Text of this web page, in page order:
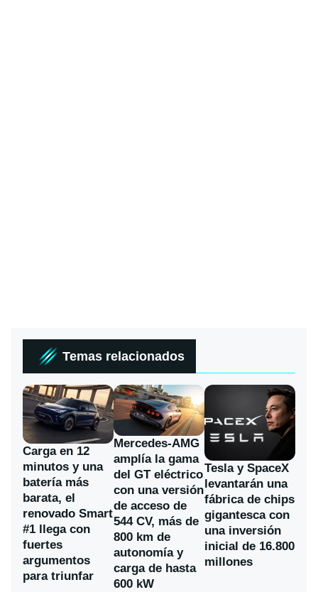
Temas relacionados
Carga en 12
minutos y una
batería más
barata, el
renovado Smart
#1 llega con
fuertes
argumentos
para triunfar
Mercedes-AMG
amplía la gama
del GT eléctrico
con una versión
de acceso de
544 CV, más de
800 km de
autonomía y
carga de hasta
600 kW
Tesla y SpaceX
levantarán una
fábrica de chips
gigantesca con
una inversión
inicial de 16.800
millones